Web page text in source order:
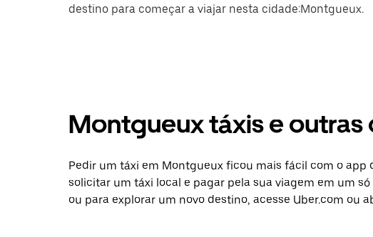
destino para começar a viajar nesta cidade:Montgueux.
Montgueux táxis e
Pedir um táxi em Montgueux ficou mais fácil com o app
solicitar um táxi local e pagar pela sua viagem em um
ou para explorar um novo destino, acesse Uber.com ou